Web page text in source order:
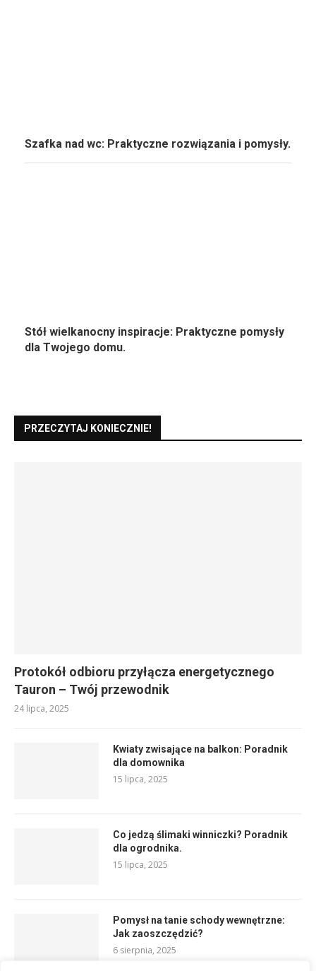
Szafka nad wc: Praktyczne rozwiązania i pomysły.
Stół wielkanocny inspiracje: Praktyczne pomysły
dla Twojego domu.
PRZECZYTAJ KONIECZNIE!
Protokół odbioru przyłącza energetycznego
Tauron – Twój przewodnik
24 lipca, 2025
Kwiaty zwisające na balkon: Poradnik
dla domownika
15 lipca, 2025
Co jedzą ślimaki winniczki? Poradnik
dla ogrodnika.
15 lipca, 2025
Pomysł na tanie schody wewnętrzne:
Jak zaoszczędzić?
6 sierpnia, 2025